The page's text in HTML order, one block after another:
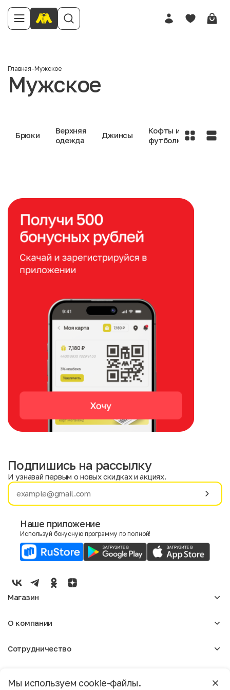
Главная-Мужское
Мужское
Брюки
Верхняя
одежда
Джинсы
Кофты и
футболки
Нижнее
белье
Имя
E-mail
Мужской
Женский
Мы используем cookie-файлы.
Москва
Подпишись на рассылку
И узнавай первым о новых скидках и акциях.
Наше приложение
Используй бонусную программу по полной!
Магазин
Мужское
О компании
Отзывы
Магазины
Сотрудничество
Реклама